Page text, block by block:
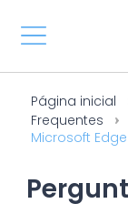
Página inicial
Frequentes
Microsoft